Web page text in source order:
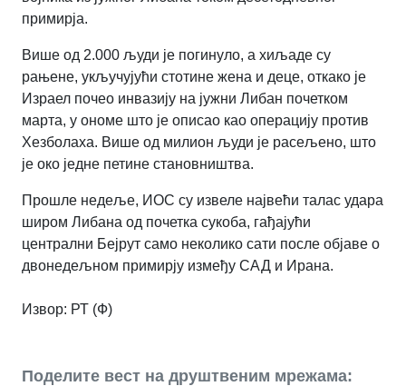
примирја.
Више од 2.000 људи је погинуло, а хиљаде су
рањене, укључујући стотине жена и деце, откако је
Израел почео инвазију на јужни Либан почетком
марта, у ономе што је описао као операцију против
Хезболаха. Више од милион људи је расељено, што
је око једне петине становништва.
Прошле недеље, ИОС су извеле највећи талас удара
широм Либана од почетка сукоба, гађајући
централни Бејрут само неколико сати после објаве о
двонедељном примирју између САД и Ирана.
Извор: РТ (Ф)
Поделите вест на друштвеним мрежама: